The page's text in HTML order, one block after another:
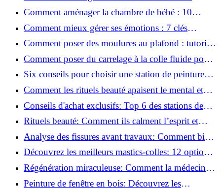
conseils sécurité, déco et rangement
Comment aménager la chambre de bébé : 10
conseils sécurité, déco et rangement
Comment mieux gérer ses émotions : 7 clés
pratiques
Comment poser des moulures au plafond : tutoriel
vidéo pas à pas ?
Comment poser du carrelage à la colle fluide pour
un rendu professionnel ?
Six conseils pour choisir une station de peinture
basse pression
Comment les rituels beauté apaisent le mental et
créent des moments pour soi ?
Conseils d'achat exclusifs: Top 6 des stations de
peinture basse pression incontournables!
Rituels beauté: Comment ils calment l’esprit et
chouchoutent votre âme!
Analyse des fissures avant travaux: Comment bien
préparer vos surfaces!
Découvrez les meilleurs mastics-colles: 12 options
dès 6,70 €!
Régénération miraculeuse: Comment la médecine
régénérative peut restaurer votre confiance!
Peinture de fenêtre en bois: Découvrez les